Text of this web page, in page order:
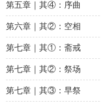
第五章｜其④：序曲
第六章｜其②：空相
第七章｜其①：斋戒
第七章｜其②：祭场
第七章｜其③：早祭